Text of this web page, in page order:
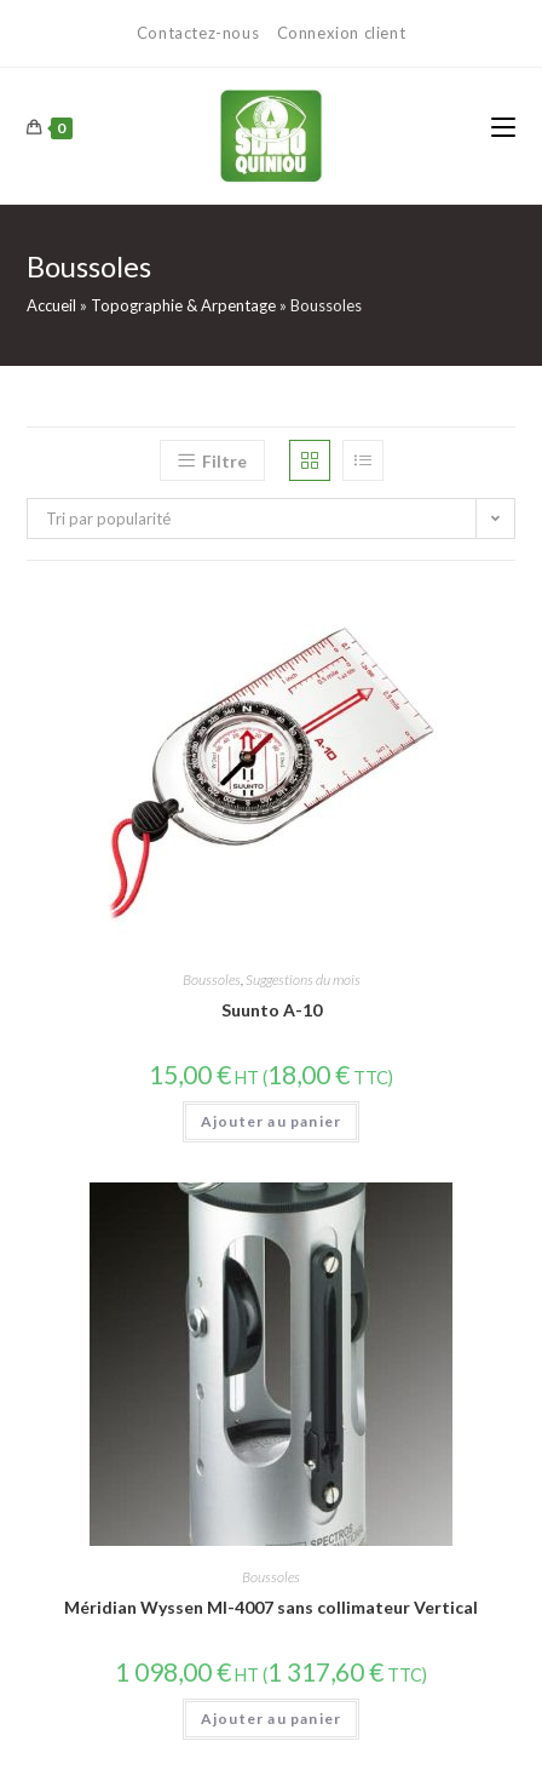
Contactez-nous Connexion client
0
Boussoles
Accueil » Topographie & Arpentage »Boussoles
Filtre
Tri par popularité
Boussoles, Suggestions du mois
Suunto A-10
15,00€HT (18,00€ TTC)
Ajouter au panier
Boussoles
Méridian Wyssen MI-4007 sans collimateur Vertical
1 098,00€HT (1 317,60€ TTC)
Ajouter au panier